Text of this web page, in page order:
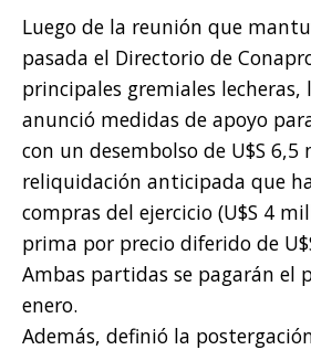
Luego de la reunión que
pasada el Directorio de
principales gremiales lecheras,
anunció medidas de apoyo
con un desembolso de U$S
reliquidación anticipada que
compras del ejercicio (U$S 4
prima por precio diferido de
Ambas partidas se pagarán el
enero.
Además, definió la